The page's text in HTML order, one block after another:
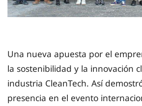
Una nueva apuesta por el
la sostenibilidad y la innovación
industria CleanTech. Así
presencia en el evento